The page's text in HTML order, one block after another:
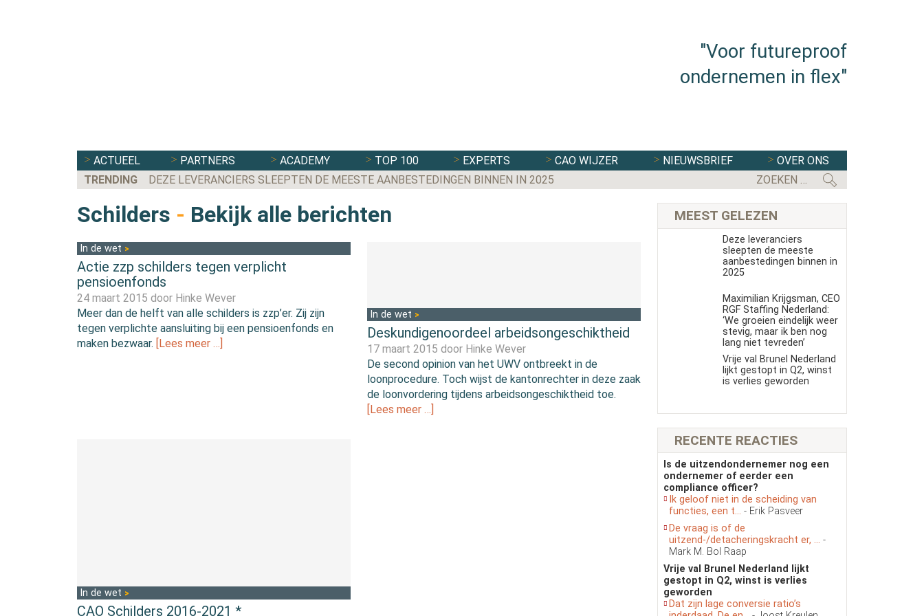
"Voor futureproof
ondernemen in flex"
ACTUEEL PARTNERS ACADEMY TOP 100 EXPERTS CAO WIJZER NIEUWSBRIEF
OVER ONS
TRENDING
DEZE LEVERANCIERS SLEEPTEN DE MEESTE AANBESTEDINGEN BINNEN IN 2025
Schilders - Bekijk alle berichten
In de wet
Actie zzp schilders tegen verplicht
pensioenfonds
24 maart 2015 door Hinke Wever
Meer dan de helft van alle schilders is zzp’er. Zij zijn
tegen verplichte aansluiting bij een pensioenfonds en
maken bezwaar. [Lees meer …]
In de wet
Deskundigenoordeel arbeidsongeschiktheid
17 maart 2015 door Hinke Wever
De second opinion van het UWV ontbreekt in de
loonprocedure. Toch wijst de kantonrechter in deze zaak
de loonvordering tijdens arbeidsongeschiktheid toe.
[Lees meer …]
In de wet
CAO Schilders 2016-2021 *
MEEST GELEZEN
Deze leveranciers
sleepten de meeste
aanbestedingen binnen in
2025
Maximilian Krijgsman, CEO
RGF Staffing Nederland:
‘We groeien eindelijk weer
stevig, maar ik ben nog
lang niet tevreden’
Vrije val Brunel Nederland
lijkt gestopt in Q2, winst
is verlies geworden
RECENTE REACTIES
Is de uitzendondernemer nog een
ondernemer of eerder een
compliance officer?
Ik geloof niet in de scheiding van
functies, een t... - Erik Pasveer
De vraag is of de
uitzend-/detacheringskracht er, ... -
Mark M. Bol Raap
Vrije val Brunel Nederland lijkt
gestopt in Q2, winst is verlies
geworden
Dat zijn lage conversie ratio’s